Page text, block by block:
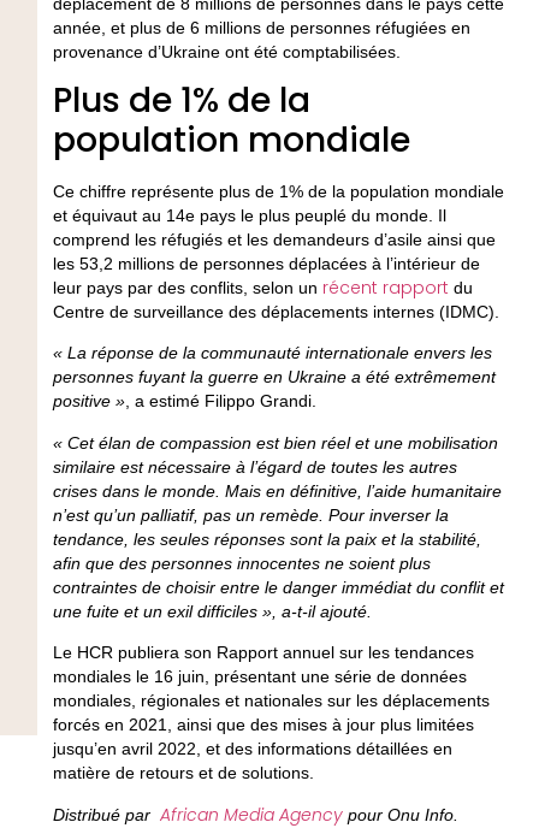
année, et plus de 6 millions de personnes réfugiées en
provenance d’Ukraine ont été comptabilisées.
Plus de 1% de la
population mondiale
Ce chiffre représente plus de 1% de la population mondiale
et équivaut au 14e pays le plus peuplé du monde. Il
comprend les réfugiés et les demandeurs d’asile ainsi que
les 53,2 millions de personnes déplacées à l’intérieur de
leur pays par des conflits, selon un récent rapport du
Centre de surveillance des déplacements internes (IDMC).
« La réponse de la communauté internationale envers les
personnes fuyant la guerre en Ukraine a été extrêmement
positive », a estimé Filippo Grandi.
« Cet élan de compassion est bien réel et une mobilisation
similaire est nécessaire à l’égard de toutes les autres
crises dans le monde. Mais en définitive, l’aide humanitaire
n’est qu’un palliatif, pas un remède. Pour inverser la
tendance, les seules réponses sont la paix et la stabilité,
afin que des personnes innocentes ne soient plus
contraintes de choisir entre le danger immédiat du conflit et
une fuite et un exil difficiles », a-t-il ajouté.
Le HCR publiera son Rapport annuel sur les tendances
mondiales le 16 juin, présentant une série de données
mondiales, régionales et nationales sur les déplacements
forcés en 2021, ainsi que des mises à jour plus limitées
jusqu’en avril 2022, et des informations détaillées en
matière de retours et de solutions.
Distribué par African Media Agencypour Onu Info.